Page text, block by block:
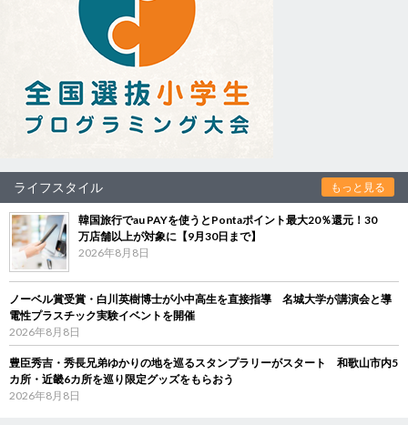
ライフスタイル もっと見る
韓国旅行でau PAYを使うとPontaポイント最大20％還元！30
万店舗以上が対象に【9月30日まで】
2026年8月8日
ノーベル賞受賞・白川英樹博士が小中高生を直接指導 名城大学が講演会と導
電性プラスチック実験イベントを開催
2026年8月8日
豊臣秀吉・秀長兄弟ゆかりの地を巡るスタンプラリーがスタート 和歌山市内5
カ所・近畿6カ所を巡り限定グッズをもらおう
2026年8月8日